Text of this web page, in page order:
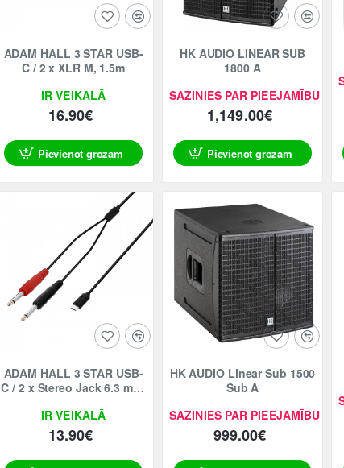
IR VEIKALĀ
ADAM HALL 3 STAR USB-
C / 2 x XLR M, 1.5m
16.90€
Pievienot grozam
IR VEIKALĀ
ADAM HALL 3 STAR USB-
C / 2 x Stereo Jack 6.3 mm,
13.90€
SAZINIES PAR PIEEJAMĪBU
HK AUDIO LINEAR SUB
1800 A
1,149.00€
Pievienot grozam
SAZINIES PAR PIEEJAMĪBU
HK AUDIO Linear Sub 1500
Sub A
999.00€